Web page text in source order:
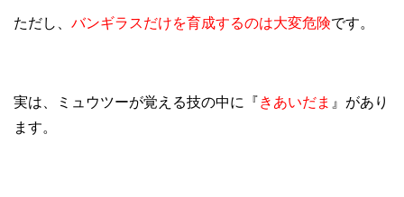
ただし、 バンギラスだけを育成するのは大変危険です。
実は、ミュウツーが覚える技の中に『きあいだま 』があり
ます。